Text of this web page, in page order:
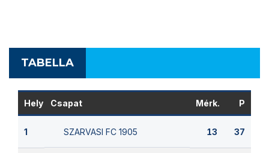
TABELLA
Hely Csapat Mérk. P
1 SZARVASI FC 1905 13 37